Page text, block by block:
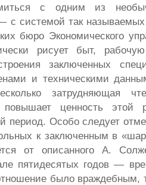
с одним из
— с системой так
бюро Экономического
рисует быт,
заключенных
и техническими
затрудняющая
повышает ценность
период. Особо следует
к заключенным в
от описанного А.
пятидесятых годов —
было враждебным,